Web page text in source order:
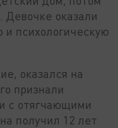
Девочке оказали
психологическую
оказался на
признали
с отягчающими
получил 12 лет